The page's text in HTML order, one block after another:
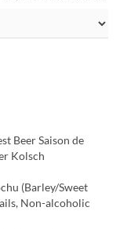
Beer Saison de
Kolsch
(Barley/Sweet
Non-alcoholic